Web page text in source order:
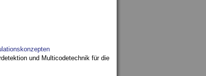
und Multicodetechnik für die